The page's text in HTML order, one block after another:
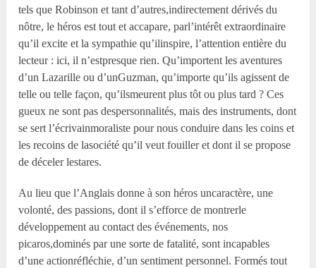
tels que Robinson et tant d’autres,indirectement dérivés du
nôtre, le héros est tout et accapare, parl’intérêt extraordinaire
qu’il excite et la sympathie qu’ilinspire, l’attention entière du
lecteur : ici, il n’estpresque rien. Qu’importent les aventures
d’un Lazarille ou d’unGuzman, qu’importe qu’ils agissent de
telle ou telle façon, qu’ilsmeurent plus tôt ou plus tard ? Ces
gueux ne sont pas despersonnalités, mais des instruments, dont
se sert l’écrivainmoraliste pour nous conduire dans les coins et
les recoins de lasociété qu’il veut fouiller et dont il se propose
de déceler lestares.
Au lieu que l’Anglais donne à son héros uncaractère, une
volonté, des passions, dont il s’efforce de montrerle
développement au contact des événements, nos
picaros,dominés par une sorte de fatalité, sont incapables
d’une actionréfléchie, d’un sentiment personnel. Formés tout